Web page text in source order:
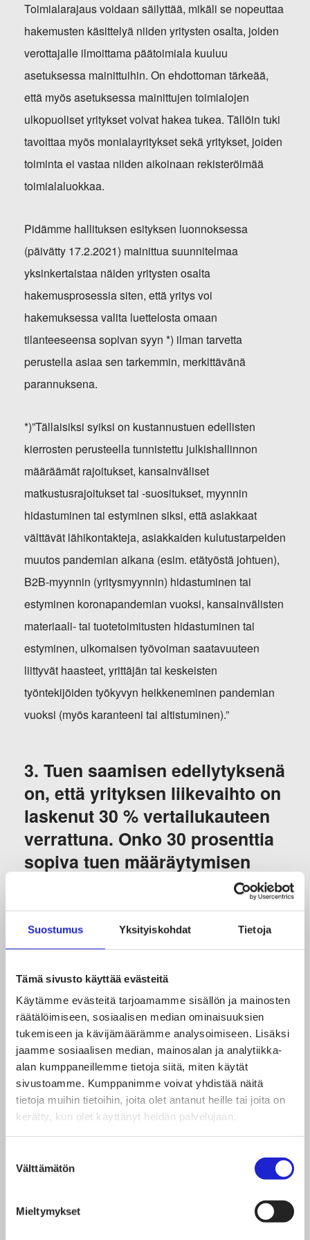
Suostumus Yksityiskohdat Tietoja
Tämä sivusto käyttää evästeitä
Käytämme evästeitä tarjoamamme sisällön ja mainosten
räätälöimiseen, sosiaalisen median ominaisuuksien
tukemiseen ja kävijämäärämme analysoimiseen. Lisäksi
jaamme sosiaalisen median, mainosalan ja analytiikka-
alan kumppaneillemme tietoja siitä, miten käytät
sivustoamme. Kumppanimme voivat yhdistää näitä
tietoja muihin tietoihin, joita olet antanut heille tai joita on
kerätty, kun olet käyttänyt heidän palvelujaan.
valinta
Välttämätön
Mieltymykset
Toimialarajaus voidaan säilyttää, mikäli se nopeuttaa
hakemusten käsittelyä niiden yritysten osalta, joiden
verottajalle ilmoittama päätoimiala kuuluu
asetuksessa mainittuihin. On ehdottoman tärkeää,
että myös asetuksessa mainittujen toimialojen
ulkopuoliset yritykset voivat hakea tukea. Tällöin tuki
tavoittaa myös monialayritykset sekä yritykset, joiden
toiminta ei vastaa niiden aikoinaan rekisteröimää
toimialaluokkaa.
Pidämme hallituksen esityksen luonnoksessa
(päivätty 17.2.2021) mainittua suunnitelmaa
yksinkertaistaa näiden yritysten osalta
hakemusprosessia siten, että yritys voi
hakemuksessa valita luettelosta omaan
tilanteeseensa sopivan syyn *) ilman tarvetta
perustella asiaa sen tarkemmin, merkittävänä
parannuksena.
*)”Tällaisiksi syiksi on kustannustuen edellisten
kierrosten perusteella tunnistettu julkishallinnon
määräämät rajoitukset, kansainväliset
matkustusrajoitukset tai -suositukset, myynnin
hidastuminen tai estyminen siksi, että asiakkaat
välttävät lähikontakteja, asiakkaiden kulutustarpeiden
muutos pandemian aikana (esim. etätyöstä johtuen),
B2B-myynnin (yritysmyynnin) hidastuminen tai
estyminen koronapandemian vuoksi, kansainvälisten
materiaali- tai tuotetoimitusten hidastuminen tai
estyminen, ulkomaisen työvoiman saatavuuteen
liittyvät haasteet, yrittäjän tai keskeisten
työntekijöiden työkyvyn heikkeneminen pandemian
vuoksi (myös karanteeni tai altistuminen).”
3. Tuen saamisen edellytyksenä
on, että yrityksen liikevaihto on
laskenut 30 % vertailukauteen
verrattuna. Onko 30 prosenttia
sopiva tuen määräytymisen
Toimialallamme kausivaihtelut ovat yleisiä, mutta 30
prosentin liikevaihdon pudotus normaalitasosta on
vaikuttaa tukisummaa pienentävästi. Tähänastisilla
tukikierroksilla on jo todettu, että tuki ei tavoita
yrityksiä ja tukisummat jäävät yritysten menetyksiin ja
kustannuksiin nähden pieniksi – myös verrattuna
moniin muihin maihin. Suomen Tekstiili & Muoti ry
ehdottaa, että liikevaihtorajaa lasketaan 20
omavastuuosuus lasketaan 20 prosenttiin.
4. Tuen enimmäismääräksi